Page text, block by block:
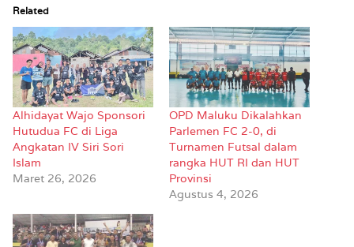
Related
Alhidayat Wajo Sponsori
Hutudua FC di Liga
Angkatan IV Siri Sori
Islam
Maret 26, 2026
OPD Maluku Dikalahkan
Parlemen FC 2-0, di
Turnamen Futsal dalam
rangka HUT RI dan HUT
Provinsi
Agustus 4, 2026